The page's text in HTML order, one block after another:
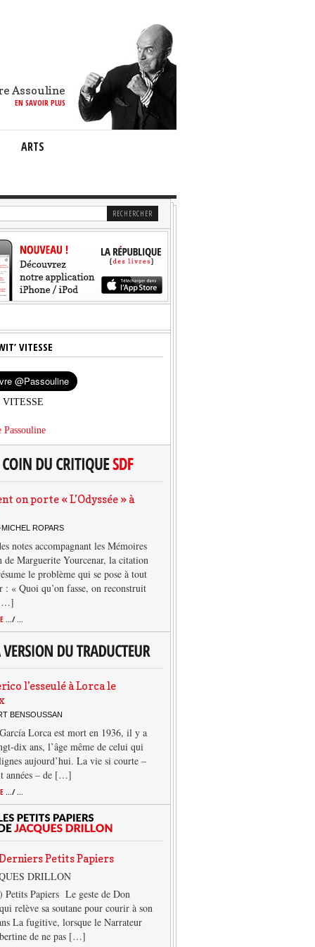
Assouline
EN SAVOIR PLUS
ARTS
VITESSE
VITESSE
Passouline
on porte « L’Odyssée » à
ROPARS
notes accompagnant les Mémoires
de Marguerite Yourcenar, la citation
le problème qui se pose à tout
: « Quoi qu’on fasse, on reconstruit
.../ ...
l’esseulé à Lorca le
BENSOUSSAN
Lorca est mort en 1936, il y a
dix ans, l’âge même de celui qui
aujourd’hui. La vie si courte –
années – de […]
.../ ...
Petits Papiers
DRILLON
Petits Papiers Le geste de Don
relève sa soutane pour courir à son
La fugitive, lorsque le Narrateur
de ne pas […]